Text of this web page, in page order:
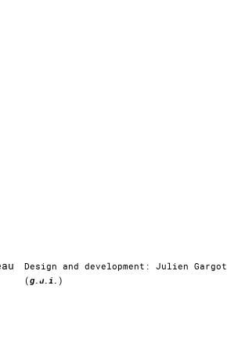
Design and development: Julien Gargot
(g.u.i. )